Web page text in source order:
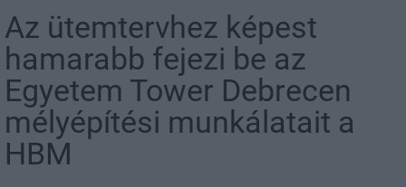
Az ütemtervhez képest
hamarabb fejezi be az
Egyetem Tower Debrecen
mélyépítési munkálatait a
HBM